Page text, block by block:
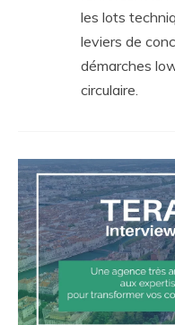
les lots
leviers de
démarches
circulaire.